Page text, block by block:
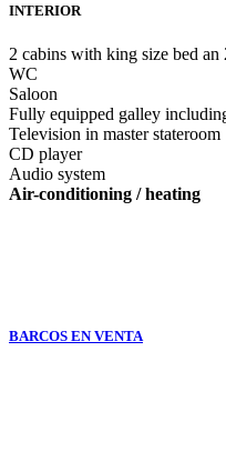
INTERIOR
2 cabins with king size bed
WC
Saloon
Fully equipped galley
Television in master stateroom
CD player
Audio system
Air-conditioning / heating
BARCOS EN VENTA